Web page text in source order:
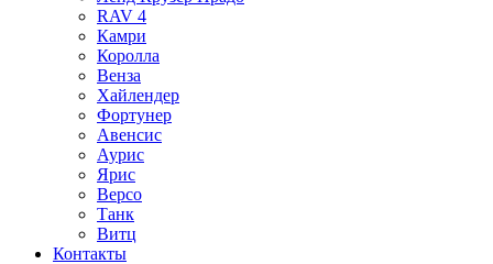
RAV 4
Камри
Королла
Венза
Хайлендер
Фортунер
Авенсис
Аурис
Ярис
Версо
Танк
Витц
Контакты